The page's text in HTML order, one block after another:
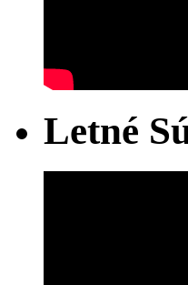
Letné